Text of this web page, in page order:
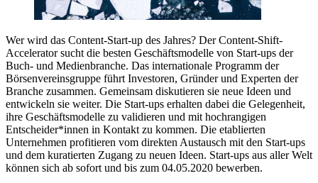
Wer wird das Content-Start-up des Jahres? Der Content-Shift-
Accelerator sucht die besten Geschäftsmodelle von Start-ups der
Buch- und Medienbranche. Das internationale Programm der
Börsenvereinsgruppe führt Investoren, Gründer und Experten der
Branche zusammen. Gemeinsam diskutieren sie neue Ideen und
entwickeln sie weiter. Die Start-ups erhalten dabei die Gelegenheit,
ihre Geschäftsmodelle zu validieren und mit hochrangigen
Entscheider*innen in Kontakt zu kommen. Die etablierten
Unternehmen profitieren vom direkten Austausch mit den Start-ups
und dem kuratierten Zugang zu neuen Ideen. Start-ups aus aller Welt
können sich ab sofort und bis zum 04.05.2020 bewerben.